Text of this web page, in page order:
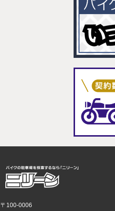
〒100-0006